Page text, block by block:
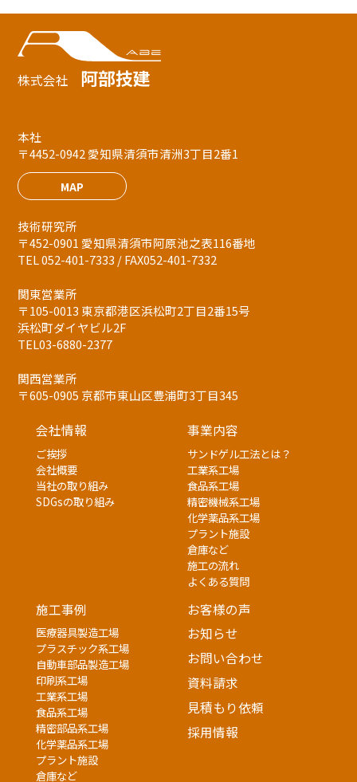
株式会社 阿部技建
本社
〒4452-0942 愛知県清須市清洲3丁目2番1
MAP
技術研究所
〒452-0901 愛知県清須市阿原池之表116番地
TEL 052-401-7333 / FAX052-401-7332
関東営業所
〒105-0013 東京都港区浜松町2丁目2番15号
浜松町ダイヤビル2F
TEL03-6880-2377
関西営業所
〒605-0905 京都市東山区豊浦町3丁目345
会社情報
ご挨拶
会社概要
当社の取り組み
SDGsの取り組み
事業内容
サンドゲル工法とは？
工業系工場
食品系工場
精密機械系工場
化学薬品系工場
プラント施設
倉庫など
施工の流れ
よくある質問
施工事例
医療器具製造工場
プラスチック系工場
自動車部品製造工場
印刷系工場
工業系工場
食品系工場
精密部品系工場
化学薬品系工場
プラント施設
倉庫など
お客様の声
お知らせ
お問い合わせ
資料請求
見積もり依頼
採用情報